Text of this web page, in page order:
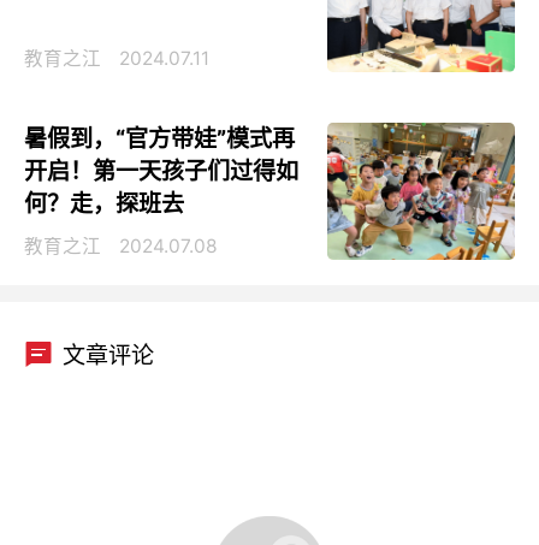
教育之江 2024.07.11
暑假到，“官方带娃”模式再
开启！第一天孩子们过得如
何？走，探班去
教育之江 2024.07.08
文章评论